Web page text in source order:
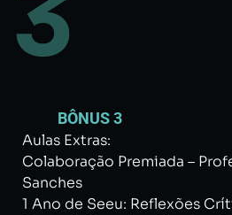
BÔNUS 3
Aulas Extras:
Colaboração Premiada –
Sanches
1 Ano de Seeu: Reflexões